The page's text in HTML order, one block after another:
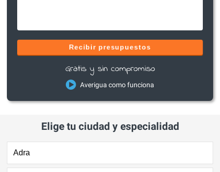
Recibir presupuestos
Gratis y sin compromiso
Averigua como funciona
Elige tu ciudad y especialidad